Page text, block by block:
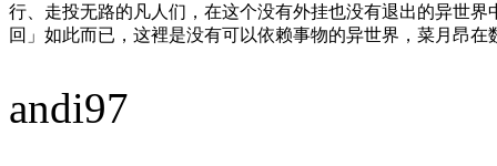
行、走投无路的凡人们，在这个没有外挂也没有退出的异世
回」如此而已，这裡是没有可以依赖事物的异世界，菜月昂在
andi97